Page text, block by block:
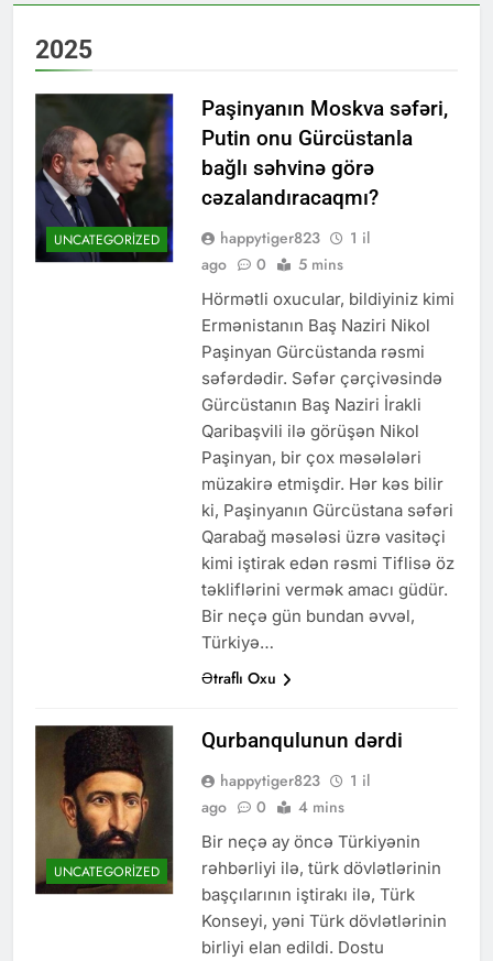
2025
UNCATEGORIZED
Paşinyanın Moskva səfəri,
Putin onu Gürcüstanla
bağlı səhvinə görə
cəzalandıracaqmı?
happytiger823
1 il
ago
0 5 mins
Hörmətli oxucular, bildiyiniz kimi
Ermənistanın Baş Naziri Nikol
Paşinyan Gürcüstanda rəsmi
səfərdədir. Səfər çərçivəsində
Gürcüstanın Baş Naziri İrakli
Qaribaşvili ilə görüşən Nikol
Paşinyan, bir çox məsələləri
müzakirə etmişdir. Hər kəs bilir
ki, Paşinyanın Gürcüstana səfəri
Qarabağ məsələsi üzrə vasitəçi
kimi iştirak edən rəsmi Tiflisə öz
təkliflərini vermək amacı güdür.
Bir neçə gün bundan əvvəl,
Türkiyə…
Ətraflı Oxu
UNCATEGORIZED
Qurbanqulunun dərdi
happytiger823
1 il
ago
0 4 mins
Bir neçə ay öncə Türkiyənin
rəhbərliyi ilə, türk dövlətlərinin
başçılarının iştirakı ilə, Türk
Konseyi, yəni Türk dövlətlərinin
birliyi elan edildi. Dostu